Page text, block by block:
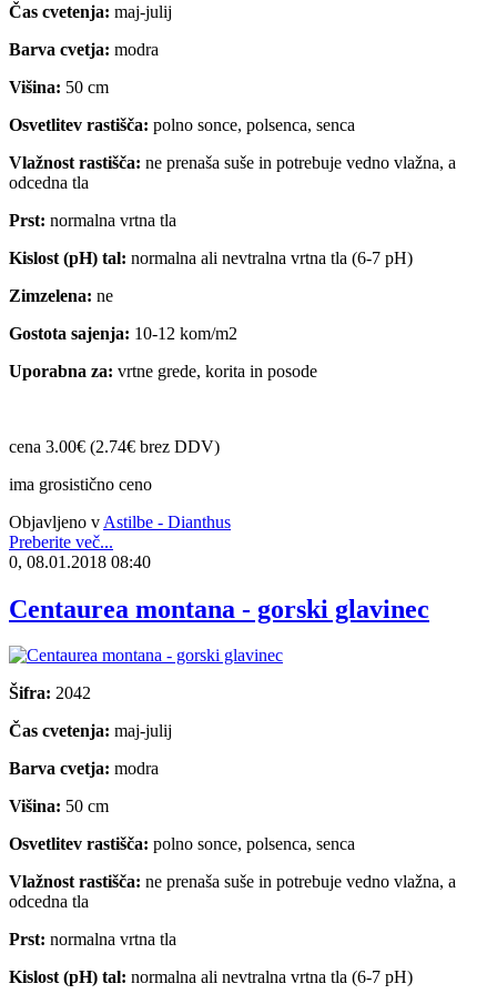
Čas cvetenja: maj-julij
Barva cvetja: modra
Višina: 50 cm
Osvetlitev rastišča: polno sonce, polsenca, senca
Vlažnost rastišča: ne prenaša suše in potrebuje vedno vlažna, a
odcedna tla
Prst: normalna vrtna tla
Kislost (pH) tal: normalna ali nevtralna vrtna tla (6-7 pH)
Zimzelena: ne
Gostota sajenja: 10-12 kom/m2
Uporabna za: vrtne grede, korita in posode
cena 3.00€ (2.74€ brez DDV)
ima grosistično ceno
Objavljeno v Astilbe - Dianthus
Preberite več...
0, 08.01.2018 08:40
Centaurea montana - gorski glavinec
Šifra: 2042
Čas cvetenja: maj-julij
Barva cvetja: modra
Višina: 50 cm
Osvetlitev rastišča: polno sonce, polsenca, senca
Vlažnost rastišča: ne prenaša suše in potrebuje vedno vlažna, a
odcedna tla
Prst: normalna vrtna tla
Kislost (pH) tal: normalna ali nevtralna vrtna tla (6-7 pH)